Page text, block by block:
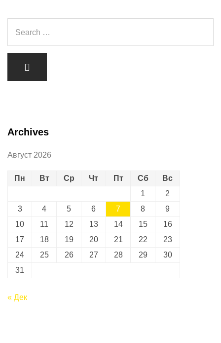
Archives
Август 2026
Пн Вт Ср Чт Пт Сб
Вс
1
2
3
4 5 6 7 8
9
10
11 12 13 14 15
16
17
18 19 20 21 22
23
24
25 26 27 28 29
30
31
« Дек